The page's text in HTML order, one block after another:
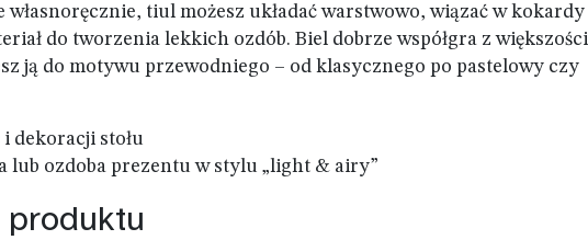
tiul możesz układać warstwowo, wiązać w kokardy
do tworzenia lekkich ozdób. Biel dobrze współgra z
ją do motywu przewodniego – od klasycznego po pastelowy czy
i dekoracji stołu
lub ozdoba prezentu w stylu „light & airy”
produktu